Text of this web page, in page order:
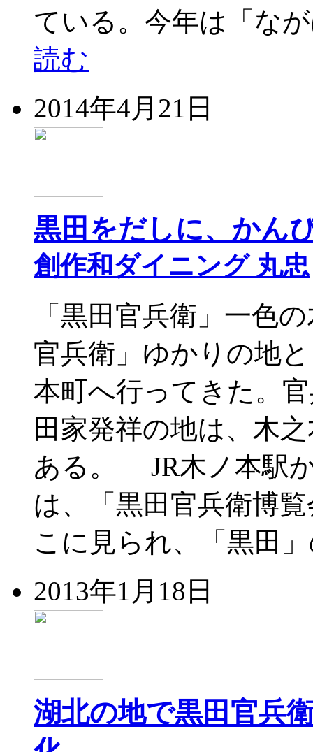
ている。今年は「な
読む
2014年4月21日
黒田をだしに、かん
創作和ダイニング 丸忠
「黒田官兵衛」一色
官兵衛」ゆかりの地
本町へ行ってきた。
田家発祥の地は、木
ある。 JR木ノ本駅
は、「黒田官兵衛博
こに見られ、「黒田
2013年1月18日
湖北の地で黒田官兵